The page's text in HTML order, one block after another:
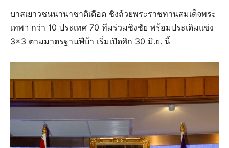
บาสเยาวชนนานาชาติเดือด ชิงถ้วยพระราชทานสมเด็จพระ
เทพฯ กว่า 10 ประเทศ 70 ทีมร่วมชิงชัย พร้อมประเดิมแข่ง
3×3 ตามมาตรฐานฟีบ้า เริ่มเปิดศึก 30 มิ.ย. นี้